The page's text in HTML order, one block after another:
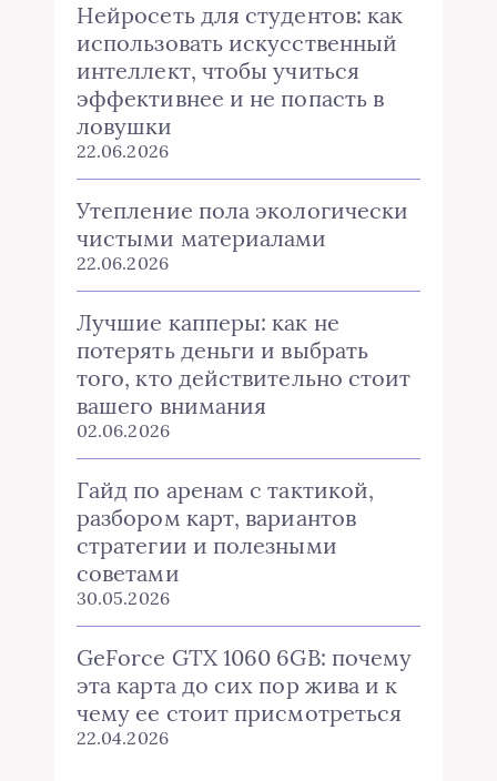
Нейросеть для студентов: как
использовать искусственный
интеллект, чтобы учиться
эффективнее и не попасть в
ловушки
22.06.2026
Утепление пола экологически
чистыми материалами
22.06.2026
Лучшие капперы: как не
потерять деньги и выбрать
того, кто действительно стоит
вашего внимания
02.06.2026
Гайд по аренам с тактикой,
разбором карт, вариантов
стратегии и полезными
советами
30.05.2026
GeForce GTX 1060 6GB: почему
эта карта до сих пор жива и к
чему ее стоит присмотреться
22.04.2026